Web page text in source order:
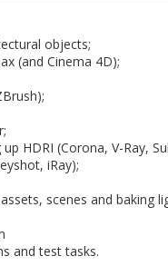
objects;
(and Cinema 4D);
HDRI (Corona, V-Ray,
iRay);
scenes and baking
and test tasks.